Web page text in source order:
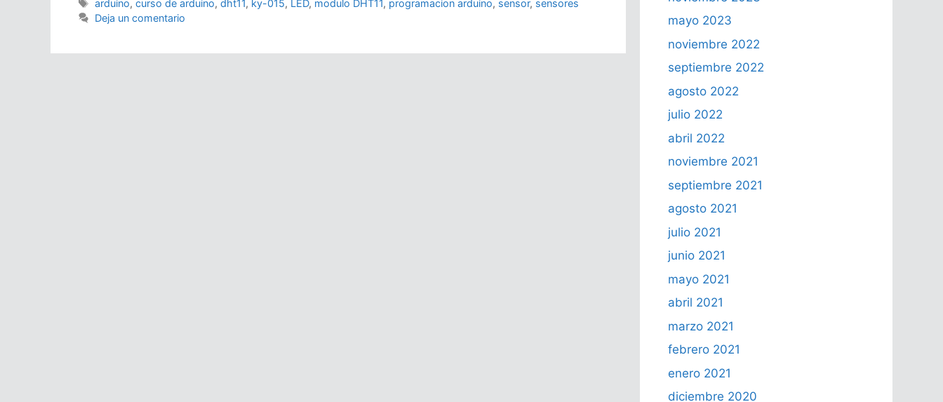
Etiquetas
arduino,curso de arduino,dht11, ky-015, LED, modulo DHT11, programacion arduino, sensor, sensores
Deja un comentario
mayo 2023
noviembre 2022
septiembre 2022
agosto 2022
julio 2022
abril 2022
noviembre 2021
septiembre 2021
agosto 2021
julio 2021
junio 2021
mayo 2021
abril 2021
marzo 2021
febrero 2021
enero 2021
diciembre 2020